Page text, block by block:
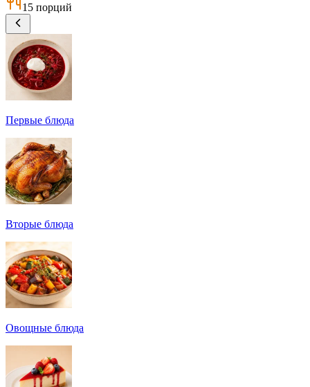
15 порций
Первые блюда
Вторые блюда
Овощные блюда